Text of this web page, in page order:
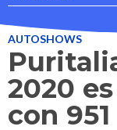
AUTOSHOWS
2020
con